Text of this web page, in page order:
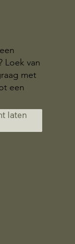
Loek van
met
een
laten